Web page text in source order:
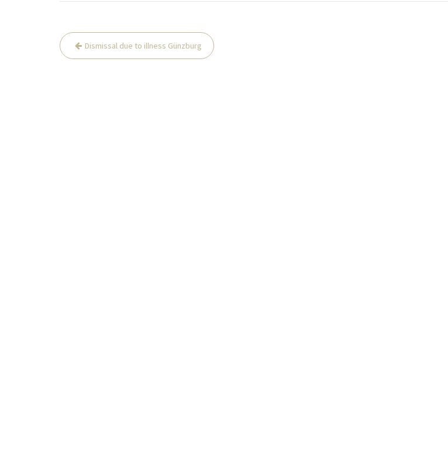
Beitrags-
Navigation
Dismissal due to illness Günzburg